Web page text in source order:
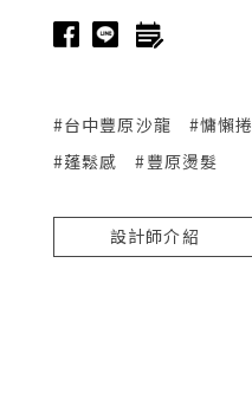
#台中豐原沙龍 #慵懶捲
#蓬鬆感
#豐原燙髮
設計師介紹